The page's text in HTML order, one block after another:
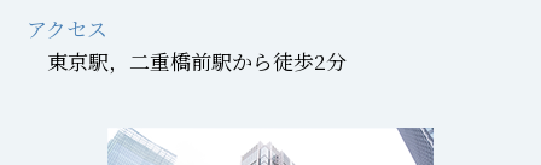
アクセス
東京駅，二重橋前駅から徒歩2分